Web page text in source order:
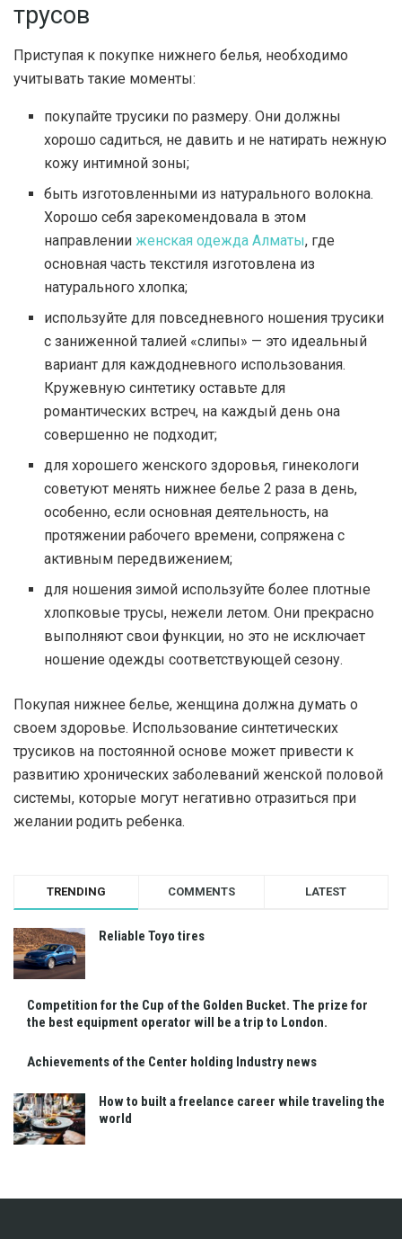
трусов
Приступая к покупке нижнего белья, необходимо
учитывать такие моменты:
покупайте трусики по размеру. Они должны
хорошо садиться, не давить и не натирать нежную
кожу интимной зоны;
быть изготовленными из натурального волокна.
Хорошо себя зарекомендовала в этом
направлении женская одежда Алматы, где
основная часть текстиля изготовлена из
натурального хлопка;
используйте для повседневного ношения трусики
с заниженной талией «слипы» — это идеальный
вариант для каждодневного использования.
Кружевную синтетику оставьте для
романтических встреч, на каждый день она
совершенно не подходит;
для хорошего женского здоровья, гинекологи
советуют менять нижнее белье 2 раза в день,
особенно, если основная деятельность, на
протяжении рабочего времени, сопряжена с
активным передвижением;
для ношения зимой используйте более плотные
хлопковые трусы, нежели летом. Они прекрасно
выполняют свои функции, но это не исключает
ношение одежды соответствующей сезону.
Покупая нижнее белье, женщина должна думать о
своем здоровье. Использование синтетических
трусиков на постоянной основе может привести к
развитию хронических заболеваний женской половой
системы, которые могут негативно отразиться при
желании родить ребенка.
TRENDING COMMENTS LATEST
Reliable Toyo tires
Competition for the Cup of the Golden Bucket. The prize for
the best equipment operator will be a trip to London.
Achievements of the Center holding Industry news
How to built a freelance career while traveling the
world